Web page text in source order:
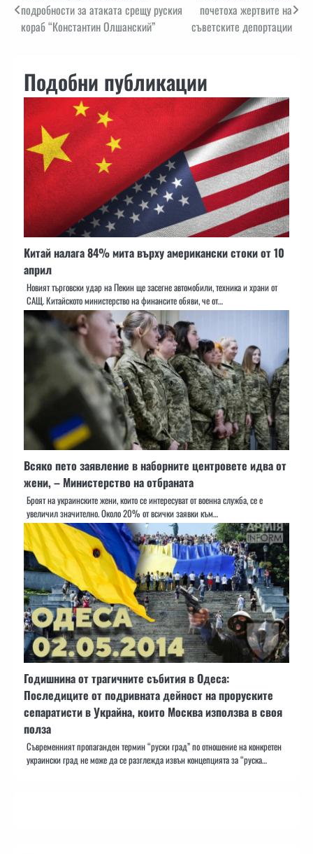
подробности за атаката срещу руския
кораб “Константин Олшанский”
почетоха жертвите на
съветските депортации
Подобни публикации
Китай налага 84% мита върху американски стоки от 10
април
Новият търговски удар на Пекин ще засегне автомобили, техника и храни от
САЩ. Китайското министерство на финансите обяви, че от…
Всяко пето заявление в наборните центровете идва от
жени, – Министерство на отбраната
Броят на украинските жени, които се интересуват от военна служба, се е
увеличил значително. Около 20% от всички заявки към…
Годишнина от трагичните събития в Одеса:
Последиците от подривната дейност на проруските
сепаратисти в Украйна, които Москва използва в своя
полза
Съвременният пропаганден термин “руски град” по отношение на конкретен
украински град не може да се разглежда извън концепцията за “руска…